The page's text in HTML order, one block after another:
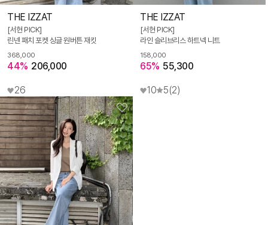
THE IZZAT
[서현 PICK]
린넨 패치 포켓 싱글 원버튼 재킷
368,000
44% 206,000
26
THE IZZAT
[서현 PICK]
라인 슬리브리스 하트넥 니트
158,000
65% 55,300
10 5(2)